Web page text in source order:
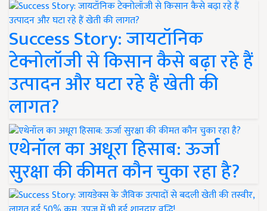
Success Story: जायटॉनिक
टेक्नोलॉजी से किसान कैसे बढ़ा रहे हैं
उत्पादन और घटा रहे हैं खेती की
लागत?
एथेनॉल का अधूरा हिसाब: ऊर्जा
सुरक्षा की कीमत कौन चुका रहा है?